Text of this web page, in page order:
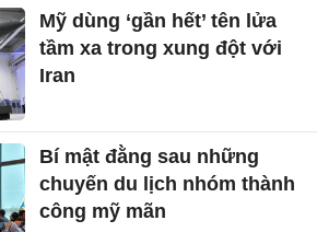
Mỹ dùng ‘gần hết’ tên lửa
tầm xa trong xung đột với
Iran
Bí mật đằng sau những
chuyến du lịch nhóm thành
công mỹ mãn